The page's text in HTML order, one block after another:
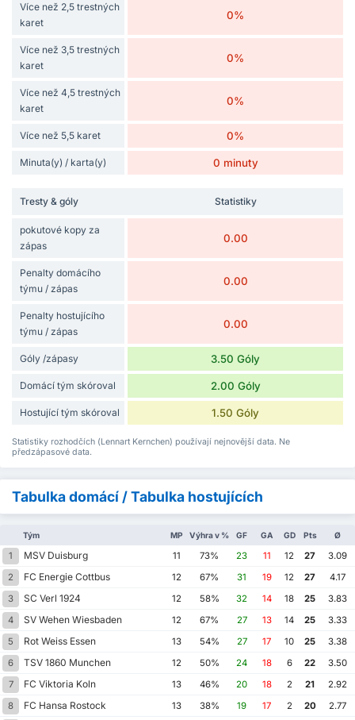
Více než 2,5 trestných
karet
0%
Více než 3,5 trestných
karet
0%
Více než 4,5 trestných
karet
0%
Více než 5,5 karet 0%
Minuta(y) / karta(y) 0 minuty
Tresty & góly Statistiky
pokutové kopy za
zápas
0.00
Penalty domácího
týmu / zápas
0.00
Penalty hostujícího
týmu / zápas
0.00
Góly /zápasy 3.50 Góly
Domácí tým skóroval 2.00 Góly
Hostující tým skóroval 1.50 Góly
Statistiky rozhodčích (Lennart Kernchen) používají nejnovější data. Ne
předzápasové data.
Tabulka domácí / Tabulka hostujících
Tým MP Výhra v % GF GA GD Pts Ø
1 MSV Duisburg 11 73% 23 11 12 27
3.09
2
FC Energie Cottbus 12 67% 31 19 12 27
4.17
3
SC Verl 1924 12 58% 32 14 18 25
3.83
4
SV Wehen Wiesbaden 12 67% 27 13 14 25
3.33
5
Rot Weiss Essen 13 54% 27 17 10 25
3.38
6
TSV 1860 Munchen 12 50% 24 18 6 22
3.50
7
FC Viktoria Koln 13 46% 20 18 2 21
2.92
8
FC Hansa Rostock 13 38% 19 17 2 20
2.77